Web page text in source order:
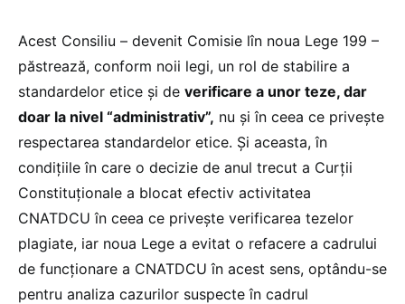
Acest Consiliu – devenit Comisie lîn noua Lege 199 –
păstrează, conform noii legi, un rol de stabilire a
standardelor etice și de verificare a unor teze, dar
doar la nivel “administrativ”, nu și în ceea ce privește
respectarea standardelor etice. Și aceasta, în
condițiile în care o decizie de anul trecut a Curții
Constituționale a blocat efectiv activitatea
CNATDCU în ceea ce privește verificarea tezelor
plagiate, iar noua Lege a evitat o refacere a cadrului
de funcționare a CNATDCU în acest sens, optându-se
pentru analiza cazurilor suspecte în cadrul